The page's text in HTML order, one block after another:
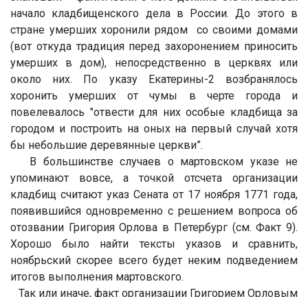
начало кладбищенского дела в России. До этого в
стране умерших хоронили рядом со своими домами
(вот откуда традиция перед захоронением приносить
умерших в дом), непосредственно в церквях или
около них. По указу Екатерины-2 возбранялось
хоронить умерших от чумы в черте города и
повелевалось "отвести для них особые кладбища за
городом и построить на оных на первый случай хотя
бы небольшие деревянные церкви”.
В большинстве случаев о мартовском указе не
упоминают вовсе, а точкой отсчета организации
кладбищ считают указ Сената от 17 ноября 1771 года,
появившийся одновременно с решением вопроса об
отозвании Григория Орлова в Петербург (см. Факт 9).
Хорошо было найти тексты указов и сравнить,
ноябрьский скорее всего будет неким подведением
итогов выполнения мартовского.
Так или иначе, факт организации Григорием Орловым